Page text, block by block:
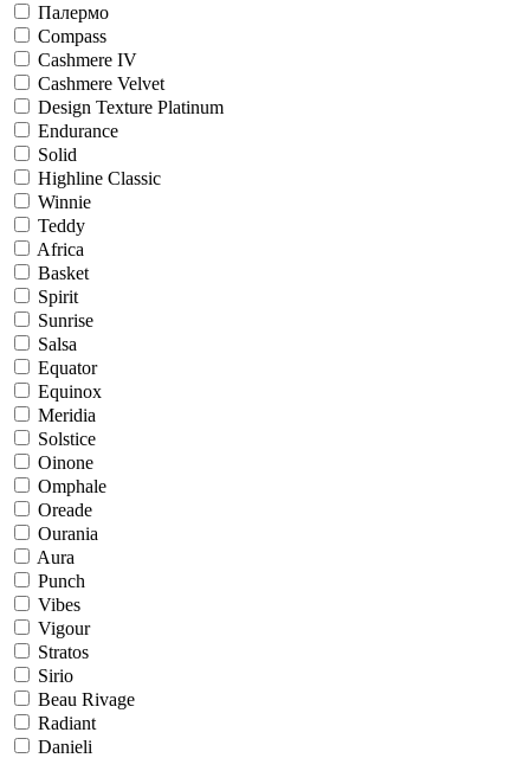
Палермо
Compass
Cashmere IV
Cashmere Velvet
Design Texture Platinum
Endurance
Solid
Highline Classic
Winnie
Teddy
Africa
Basket
Spirit
Sunrise
Salsa
Equator
Equinox
Meridia
Solstice
Oinone
Omphale
Oreade
Ourania
Aura
Punch
Vibes
Vigour
Stratos
Sirio
Beau Rivage
Radiant
Danieli